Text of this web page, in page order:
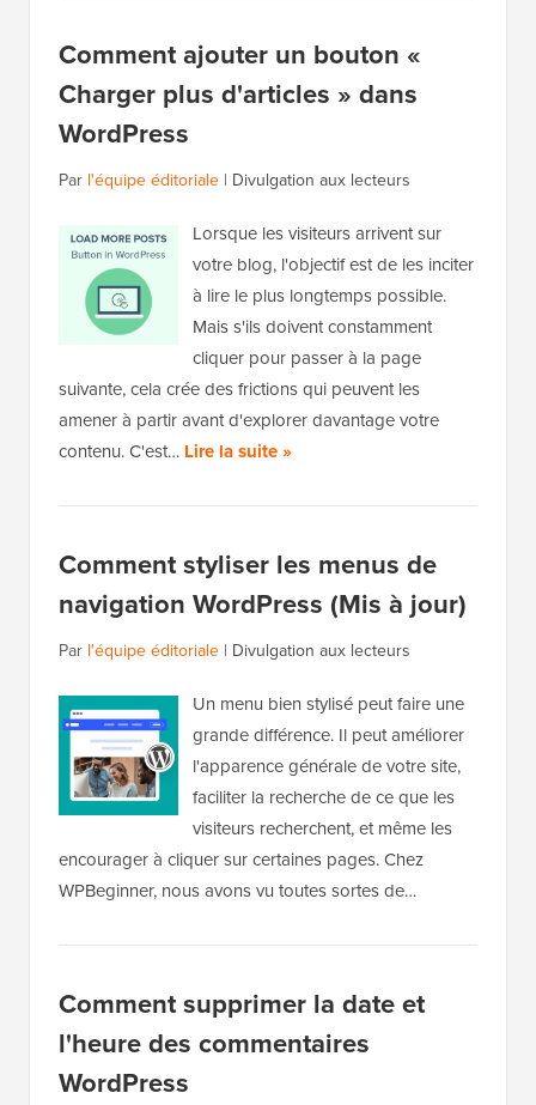
Comment ajouter un bouton «
Charger plus d'articles » dans
WordPress
Par l'équipe éditoriale | Divulgation aux lecteurs
Lorsque les visiteurs arrivent sur
votre blog, l'objectif est de les inciter
à lire le plus longtemps possible.
Mais s'ils doivent constamment
cliquer pour passer à la page
suivante, cela crée des frictions qui peuvent les
amener à partir avant d'explorer davantage votre
contenu. C'est… Lire la suite »
Comment styliser les menus de
navigation WordPress (Mis à jour)
Par l'équipe éditoriale | Divulgation aux lecteurs
Un menu bien stylisé peut faire une
grande différence. Il peut améliorer
l'apparence générale de votre site,
faciliter la recherche de ce que les
visiteurs recherchent, et même les
encourager à cliquer sur certaines pages. Chez
WPBeginner, nous avons vu toutes sortes de…
Comment supprimer la date et
l'heure des commentaires
WordPress